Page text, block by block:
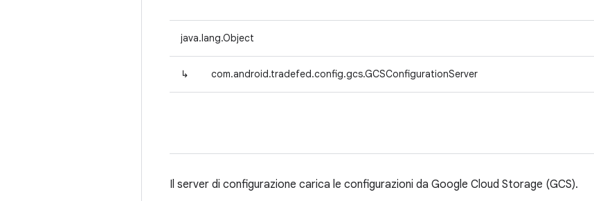
java.lang.Object
↳ com.android.tradefed.config.gcs.GCSConfigurationServer
Il server di configurazione carica le configurazioni da Google Cloud Storage (GCS).